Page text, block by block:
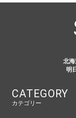
北海
明
CATEGORY
カテゴリー